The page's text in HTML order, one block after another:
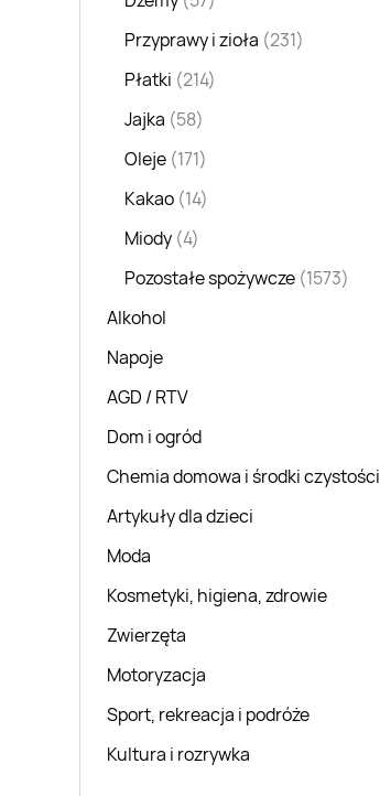
Przyprawy i zioła (231)
Płatki (214)
Jajka (58)
Oleje (171)
Kakao (14)
Miody (4)
Pozostałe spożywcze (1573)
Alkohol
Napoje
AGD / RTV
Dom i ogród
Chemia domowa i środki czystości
Artykuły dla dzieci
Moda
Kosmetyki, higiena, zdrowie
Zwierzęta
Motoryzacja
Sport, rekreacja i podróże
Kultura i rozrywka